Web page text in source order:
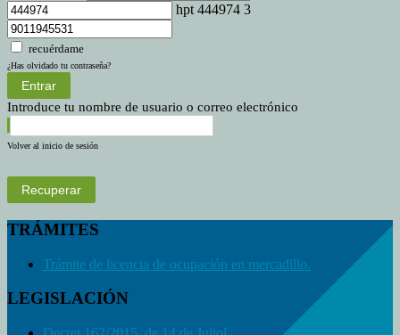
hpt 444974 3
recuérdame
¿Has olvidado tu contraseña?
Entrar
Introduce tu nombre de usuario o correo electrónico
Volver al inicio de sesión
Recuperar
TRÁMITES
Trámite de licencia de ocupación en mercadillo.
LEGISLACIÓN